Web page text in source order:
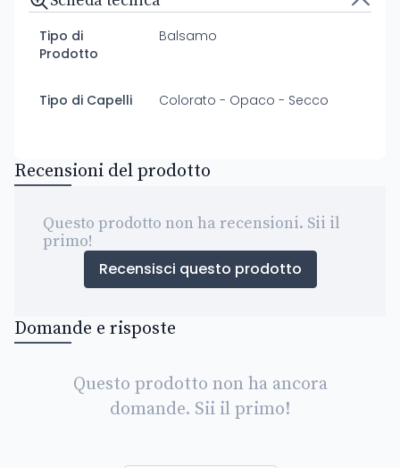
Tipo di
Prodotto
Balsamo
Tipo di Capelli Colorato - Opaco - Secco
Recensioni del prodotto
Questo prodotto non ha recensioni. Sii il
primo!
Recensisci questo prodotto
Domande e risposte
Questo prodotto non ha ancora
domande. Sii il primo!